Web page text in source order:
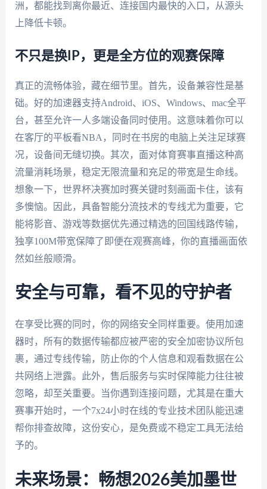
洲，都能找到离你最近、连接国内最快的入口，从源头
上降低卡顿。
不只是换IP，更是全方位的观赛保障
真正的流畅体验，藏在细节里。首先，设备兼容性是基
础。好的加速器支持Android、iOS、Windows、mac全平
台，甚至允许一人多端设备同时使用。这意味着你可以
在客厅的平板看NBA，同时在书房的电脑上关注足球赛
况，设备间无缝切换。其次，面对体育赛事直播这种高
流量消耗场景，稳定无限流量和充足的带宽是生命线。
想象一下，世界杯决赛加时赛关键时刻画面卡住，该有
多懊恼。因此，具备智能分流技术的专线尤为重要，它
能将影音、游戏等数据优先通过精选的回国线路传输，
独享100M带宽保障了即便在观赛高峰，你的直播画面依
然如丝般顺滑。
安全与可靠，看不见的守护者
在享受比赛的同时，你的网络安全同样重要。使用加速
器时，所有的数据传输都应被严密的安全加密协议所包
裹，通过专线传输，防止你的个人信息和观看数据在公
共网络上泄露。此外，售后服务与实时保障能力往往被
忽略，却至关重要。当你遇到连接问题，尤其是在重大
赛事开始时，一个7x24小时在线的专业技术团队能迅速
帮你排查故障，这份安心，是免费或不稳定工具无法给
予的。
未来场景：畅想2026美加墨世